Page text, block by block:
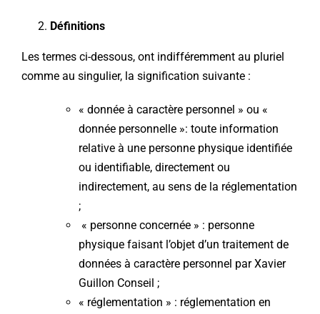
Définitions
Les termes ci-dessous, ont indifféremment au pluriel
comme au singulier, la signification suivante :
« donnée à caractère personnel » ou «
donnée personnelle »: toute information
relative à une personne physique identifiée
ou identifiable, directement ou
indirectement, au sens de la réglementation
;
« personne concernée » : personne
physique faisant l’objet d’un traitement de
données à caractère personnel par Xavier
Guillon Conseil ;
« réglementation » : réglementation en